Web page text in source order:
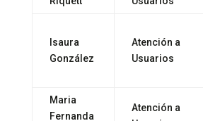
Isaura
González
Atención a
Usuarios
Maria
Fernanda
Atención a